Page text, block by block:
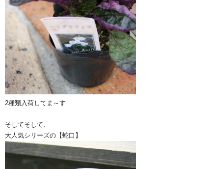
2種類入荷してま～す
そしてそして、
大人気シリーズの【蛇口】